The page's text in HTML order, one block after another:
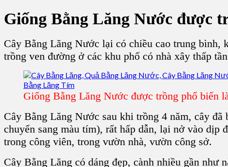
Giống Bằng Lăng Nước được
Cây Bằng Lăng Nước lại có chiều cao trung bình,
trồng ven đường ở các khu phố có nhà xây thấp
Giống Bằng Lăng Nước được trồng phổ biến
Cây Bằng Lăng Nước sau khi trồng 4 năm, cây
chuyển sang màu tím), rất hấp dẫn, lại nở vào dịp
trong công viên, trong vườn nhà, vườn công sở.
Cây Bằng Lăng có dáng đẹp, cành nhiều gần như